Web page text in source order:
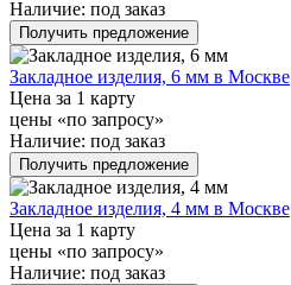
Наличие: под заказ
Получить предложение
Закладное изделия, 6 мм в Москве
Цена за 1 карту
цены «по запросу»
Наличие: под заказ
Получить предложение
Закладное изделия, 4 мм в Москве
Цена за 1 карту
цены «по запросу»
Наличие: под заказ